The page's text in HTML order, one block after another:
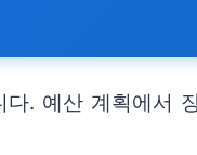
. 예산 계획에서